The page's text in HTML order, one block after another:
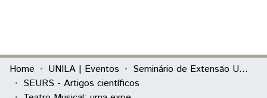
Communities & Collections
All of DSpace
Home UNILA | Eventos
Seminário de Extensão Universitária da Região Sul (SEURS)
SEURS - Artigos científicos